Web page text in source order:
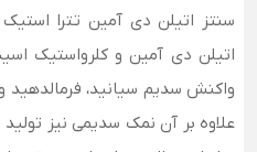
سنتز اتیلن دی آمین تترا
اتیلن دی آمین و کلرواستیک
واکنش سدیم سیانید، فرمالدهید
علاوه بر آن نمک سدیمی نیز